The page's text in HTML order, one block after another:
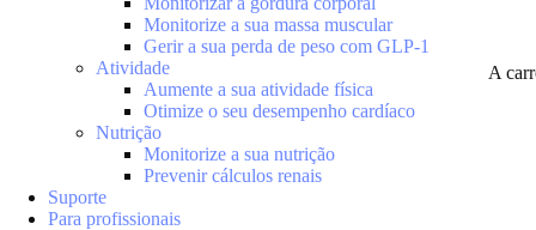
A
Monitorize a sua massa muscular
Gerir a sua perda de peso com GLP-1
Atividade
Aumente a sua atividade física
Otimize o seu desempenho cardíaco
Nutrição
Monitorize a sua nutrição
Prevenir cálculos renais
Suporte
Para profissionais